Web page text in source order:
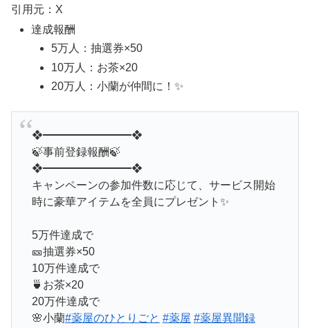
引用元：X
達成報酬
5万人：抽選券×50
10万人：お茶×20
20万人：小蘭が仲間に！✨
❖━━━━━━━━❖
🍃事前登録報酬🍃
❖━━━━━━━━❖
キャンペーンの参加件数に応じて、サービス開始
時に豪華アイテムを全員にプレゼント✨
5万件達成で
🎫抽選券×50
10万件達成で
🍵お茶×20
20万件達成で
🌸小蘭#薬屋のひとりごと #薬屋 #薬屋異聞録